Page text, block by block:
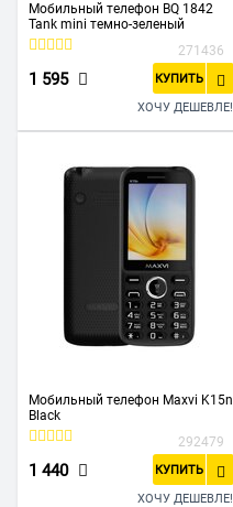
Мобильный телефон BQ 1842
Tank mini темно-зеленый
271436
1 595 КУПИТЬ
ХОЧУ ДЕШЕВЛЕ!
Мобильный телефон Maxvi K15n
Black
292479
1 440 КУПИТЬ
ХОЧУ ДЕШЕВЛЕ!